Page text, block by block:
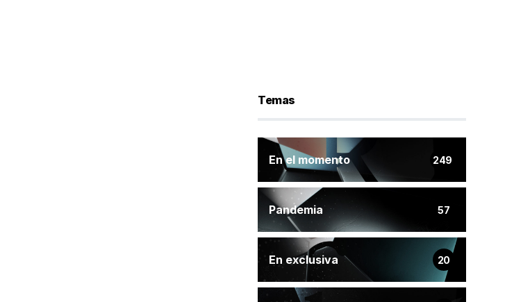
Temas
En el momento 249
Pandemia 57
En exclusiva 20